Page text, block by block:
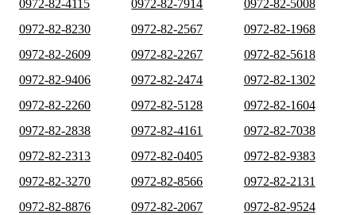
0972-82-4115
0972-82-7914
0972-82-5008
0972-82-8230
0972-82-2567
0972-82-1968
0972-82-2609
0972-82-2267
0972-82-5618
0972-82-9406
0972-82-2474
0972-82-1302
0972-82-2260
0972-82-5128
0972-82-1604
0972-82-2838
0972-82-4161
0972-82-7038
0972-82-2313
0972-82-0405
0972-82-9383
0972-82-3270
0972-82-8566
0972-82-2131
0972-82-8876
0972-82-2067
0972-82-9524